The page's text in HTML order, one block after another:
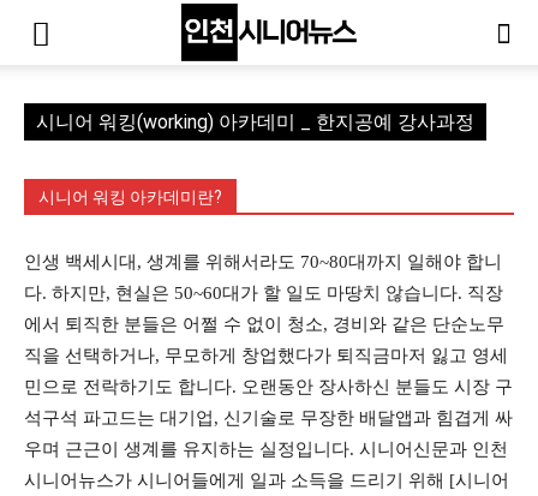
시니어 워킹(working) 아카데미 _ 한지공예 강사과정
시니어 워킹 아카데미란?
인생 백세시대, 생계를 위해서라도 70~80대까지 일해야 합니
다. 하지만, 현실은 50~60대가 할 일도 마땅치 않습니다. 직장
에서 퇴직한 분들은 어쩔 수 없이 청소, 경비와 같은 단순노무
직을 선택하거나, 무모하게 창업했다가 퇴직금마저 잃고 영세
민으로 전락하기도 합니다. 오랜동안 장사하신 분들도 시장 구
석구석 파고드는 대기업, 신기술로 무장한 배달앱과 힘겹게 싸
우며 근근이 생계를 유지하는 실정입니다. 시니어신문과 인천
시니어뉴스가 시니어들에게 일과 소득을 드리기 위해 [시니어